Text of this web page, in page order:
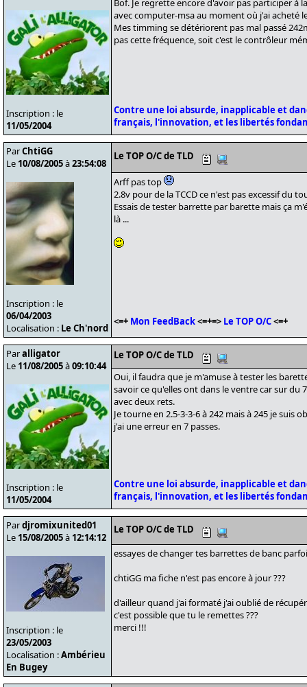
Inscription : le
11/05/2004
Bof. Je regrette encore d'avoir pas participer à
avec computer-msa au moment où j'ai acheté
Mes timming se détériorent pas mal passé
pas cette fréquence, soit c'est le contrôleur
Contre une loi absurde, inapplicable et
français, l'innovation, et les libertés
ParChtiGG
Le 10/08/2005à23:54:08
Inscription : le
06/04/2003
Localisation : Le Ch'nord
Le TOP O/C de TLD
Arff pas top
2.8v pour de la TCCD ce n'est pas excessif du
Essais de tester barrette par barette mais ça
là ...
<=+ Mon FeedBack<=+=> Le TOP O/C<=+
Paralligator
Le 11/08/2005à09:10:44
Inscription : le
11/05/2004
Le TOP O/C de TLD
Oui, il faudra que je m'amuse à tester les
savoir ce qu'elles ont dans le ventre car sur
avec deux rets.
Je tourne en 2.5-3-3-6 à 242 mais à 245 je suis
j'ai une erreur en 7 passes.
Contre une loi absurde, inapplicable et
français, l'innovation, et les libertés
Pardjromixunited01
Le 15/08/2005à 12:14:12
Inscription : le
23/05/2003
Localisation :Ambérieu
En Bugey
Le TOP O/C de TLD
essayes de changer tes barrettes de banc
chtiGG ma fiche n'est pas encore à jour ???
d'ailleur quand j'ai formaté j'ai oublié de
c'est possible que tu le remettes ???
merci !!!